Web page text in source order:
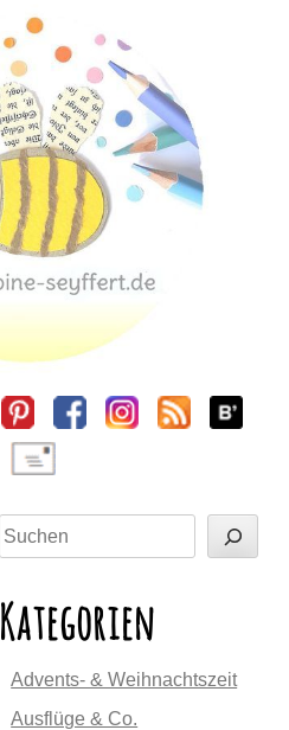
Sidebar
Suchen
Kategorien
Advents- & Weihnachtszeit
Ausflüge & Co.